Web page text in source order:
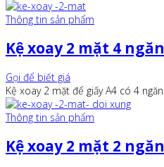
Thông tin sản phẩm
Kệ xoay 2 mặt 4 ngăn
Gọi để biết giá
Kệ xoay 2 mặt để giấy A4 có 4 ngăn
Thông tin sản phẩm
Kệ xoay 2 mặt 2 ngăn